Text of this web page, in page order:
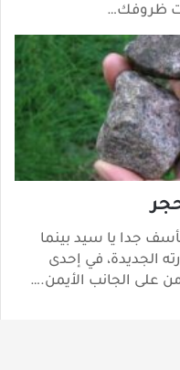
ظروفك…
جدا يا سيد بينما
الجديدة، في إحدى
على الجانب الأيمن.…